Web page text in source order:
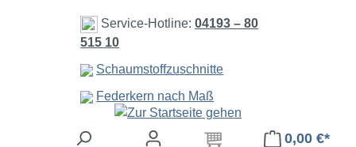
Zum Hauptinhalt springen
Service-Hotline:04193 – 80
515 10
Schaumstoffzuschnitte
Federkern nach Maß
0,00 €*